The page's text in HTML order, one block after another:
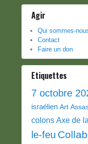
Agir
Qui sommes-
Contact
Faire un don
Etiquettes
7 octobre
israélien Art
colons Axe de
le-feu